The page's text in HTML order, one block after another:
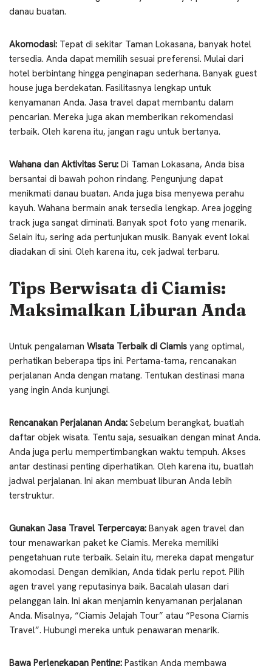
danau buatan.
Akomodasi: Tepat di sekitar Taman Lokasana, banyak hotel
tersedia. Anda dapat memilih sesuai preferensi. Mulai dari
hotel berbintang hingga penginapan sederhana. Banyak guest
house juga berdekatan. Fasilitasnya lengkap untuk
kenyamanan Anda. Jasa travel dapat membantu dalam
pencarian. Mereka juga akan memberikan rekomendasi
terbaik. Oleh karena itu, jangan ragu untuk bertanya.
Wahana dan Aktivitas Seru: Di Taman Lokasana, Anda bisa
bersantai di bawah pohon rindang. Pengunjung dapat
menikmati danau buatan. Anda juga bisa menyewa perahu
kayuh. Wahana bermain anak tersedia lengkap. Area jogging
track juga sangat diminati. Banyak spot foto yang menarik.
Selain itu, sering ada pertunjukan musik. Banyak event lokal
diadakan di sini. Oleh karena itu, cek jadwal terbaru.
Tips Berwisata di Ciamis:
Maksimalkan Liburan Anda
Untuk pengalaman Wisata Terbaik di Ciamis yang optimal,
perhatikan beberapa tips ini. Pertama-tama, rencanakan
perjalanan Anda dengan matang. Tentukan destinasi mana
yang ingin Anda kunjungi.
Rencanakan Perjalanan Anda: Sebelum berangkat, buatlah
daftar objek wisata. Tentu saja, sesuaikan dengan minat Anda.
Anda juga perlu mempertimbangkan waktu tempuh. Akses
antar destinasi penting diperhatikan. Oleh karena itu, buatlah
jadwal perjalanan. Ini akan membuat liburan Anda lebih
terstruktur.
Gunakan Jasa Travel Terpercaya: Banyak agen travel dan
tour menawarkan paket ke Ciamis. Mereka memiliki
pengetahuan rute terbaik. Selain itu, mereka dapat mengatur
akomodasi. Dengan demikian, Anda tidak perlu repot. Pilih
agen travel yang reputasinya baik. Bacalah ulasan dari
pelanggan lain. Ini akan menjamin kenyamanan perjalanan
Anda. Misalnya, “Ciamis Jelajah Tour” atau “Pesona Ciamis
Travel”. Hubungi mereka untuk penawaran menarik.
Bawa Perlengkapan Penting: Pastikan Anda membawa